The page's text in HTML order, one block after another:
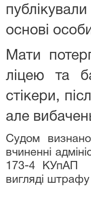
основі
Мати
ліцею та
стікери,
але
Судом
вчиненні
173-4 КУпАП
вигляді